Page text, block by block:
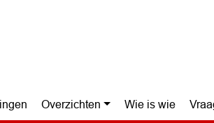
Overzichten Wie is wie